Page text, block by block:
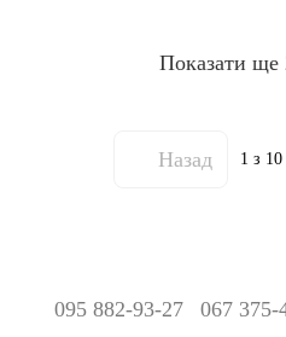
Показати ще
Назад 1 з 10
095 882-93-27 067 375-